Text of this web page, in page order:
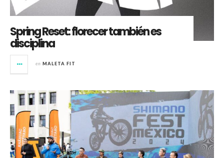
Spring Reset: florecer también es
disciplina
en MALETA FIT